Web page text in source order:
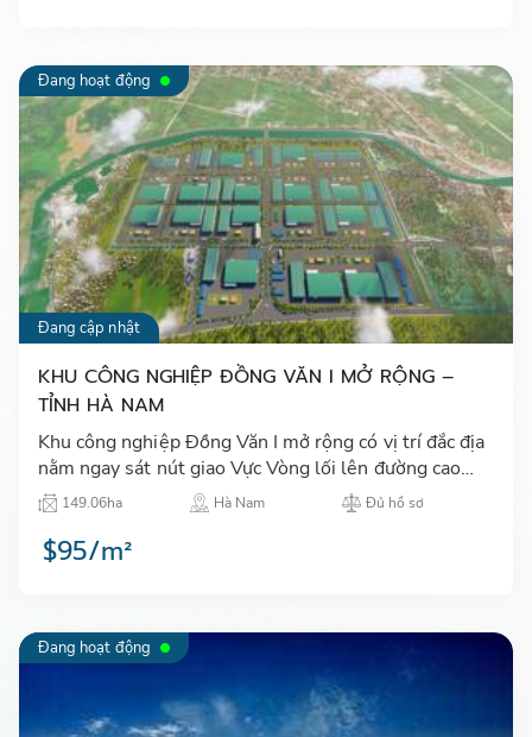
Đang hoạt động
Đang cập nhật
KHU CÔNG NGHIỆP ĐỒNG VĂN I MỞ RỘNG –
TỈNH HÀ NAM
Khu công nghiệp Đồng Văn I mở rộng có vị trí đắc địa
nằm ngay sát nút giao Vực Vòng lối lên đường cao
tốc Cầu Giẽ - Ninh Bình, cách trung tâm thủ đô Hà
Nội hơn …
149.06ha Hà Nam Đủ hồ sơ
$95/m²
Đang hoạt động